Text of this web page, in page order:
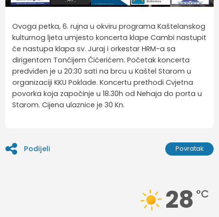
Ovoga petka, 6. rujna u okviru programa Kaštelanskog
kulturnog ljeta umjesto koncerta klape Cambi nastupit
će nastupa klapa sv. Juraj i orkestar HRM-a sa
dirigentom Tonćijem Ćićerićem. Početak koncerta
predviđen je u 20:30 sati na brcu u Kaštel Starom u
organizaciji KKU Poklade. Koncertu prethodi Cvjetna
povorka koja započinje u 18.30h od Nehaja do porta u
Starom. Cijena ulaznice je 30 Kn.
Podijeli Povratak
28 °C